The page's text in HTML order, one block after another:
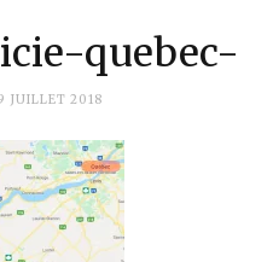
quebec-
JUILLET 2018